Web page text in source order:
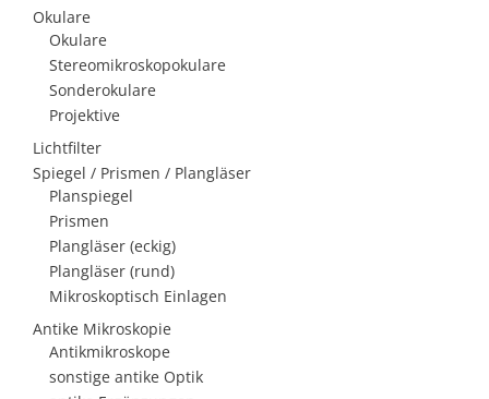
Okulare
Okulare
Stereomikroskopokulare
Sonderokulare
Projektive
Lichtfilter
Spiegel / Prismen / Plangläser
Planspiegel
Prismen
Plangläser (eckig)
Plangläser (rund)
Mikroskoptisch Einlagen
Antike Mikroskopie
Antikmikroskope
sonstige antike Optik